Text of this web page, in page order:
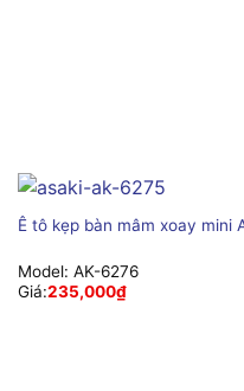
Ê tô kẹp bàn mâm xoay mini
Model: AK-6276
Giá:235,000₫